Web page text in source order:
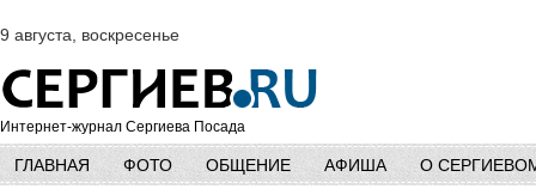
9 августа, воскресенье
Интернет-журнал Сергиева Посада
ГЛАВНАЯ ФОТО ОБЩЕНИЕ АФИША О